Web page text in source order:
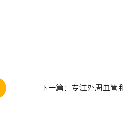
下一篇：专注外周血管